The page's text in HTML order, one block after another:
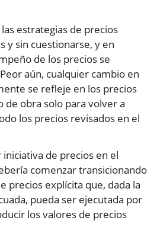
estrategias de precios
y sin cuestionarse, y en
de los precios se
aún, cualquier cambio en
se refleje en los precios
obra solo para volver a
los precios revisados en el
de precios en el
comenzar transicionando
precios explícita que, dada la
pueda ser ejecutada por
los valores de precios